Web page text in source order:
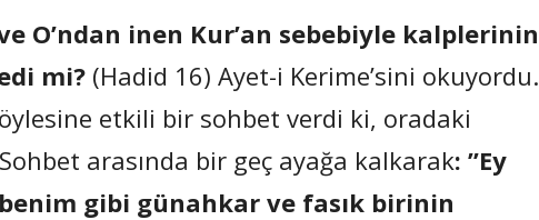
O’ndan inen Kur’an sebebiyle kalplerinin
mi? (Hadid 16) Ayet-i Kerime’sini okuyordu.
öylesine etkili bir sohbet verdi ki, oradaki
arasında bir geç ayağa kalkarak: ”Ey
gibi günahkar ve fasık birinin